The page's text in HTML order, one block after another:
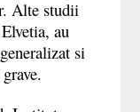
Alte studii
au
si